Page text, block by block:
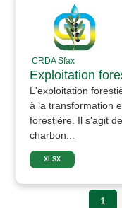
CRDA Sfax
Exploitation
L'exploitation
à la transformation
forestière. Il s'agit
charbon...
XLSX
1